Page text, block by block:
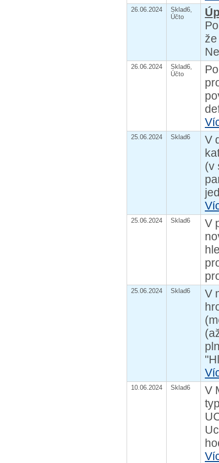
26.06.2024
Sklad6,
Účto
26.06.2024
Sklad6,
Účto
25.06.2024 Sklad6
V
(v
25.06.2024 Sklad6
V
25.06.2024 Sklad6
V
10.06.2024 Sklad6
V